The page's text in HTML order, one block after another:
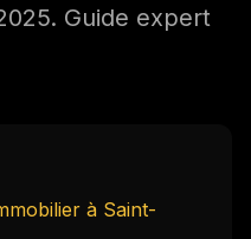
Guide expert
à Saint-